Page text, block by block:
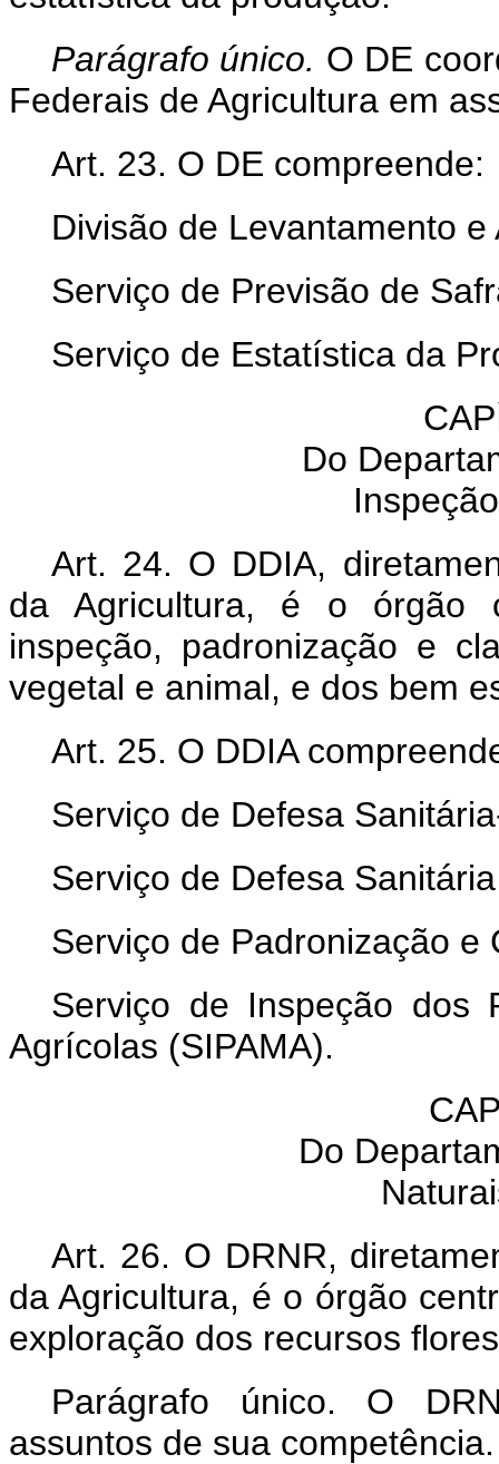
Parágrafo único. O DE
Federais de Agricultura em
Art. 23. O DE compreende:
Divisão de Levantamento
Serviço de Previsão de
Serviço de Estatística da
Do
Art. 24. O DDIA,
da Agricultura, é o órgão
inspeção, padronização e
vegetal e animal, e dos bem
Art. 25. O DDIA
Serviço de Defesa
Serviço de Defesa
Serviço de Padronização e
Serviço de Inspeção dos
Agrícolas (SIPAMA).
Do
Art. 26. O DRNR,
da Agricultura, é o órgão
exploração dos recursos
Parágrafo único. O
assuntos de sua competência.